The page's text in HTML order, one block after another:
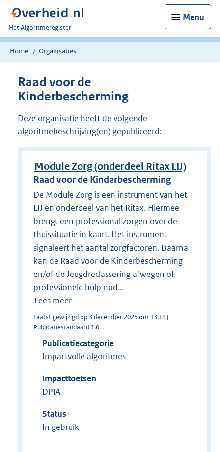
Menu
U
bent
nu
Het Algoritmeregister
Home Organisaties
Raad voor de
Kinderbescherming
Deze organisatie heeft de volgende
algoritmebeschrijving(en) gepubliceerd:
Module Zorg (onderdeel Ritax LIJ)
Raad voor de Kinderbescherming
De Module Zorg is een instrument van het
LIJ en onderdeel van het Ritax. Hiermee
brengt een professional zorgen over de
thuissituatie in kaart. Het instrument
signaleert het aantal zorgfactoren. Daarna
kan de Raad voor de Kinderbescherming
en/of de Jeugdreclassering afwegen of
professionele hulp nod...
Lees meer
Laatst gewijzigd op 3 december 2025 om 13:14 |
Publicatiestandaard 1.0
Publicatiecategorie
Impactvolle algoritmes
Impacttoetsen
DPIA
Status
In gebruik